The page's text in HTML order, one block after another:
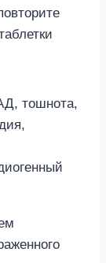
тошнота,